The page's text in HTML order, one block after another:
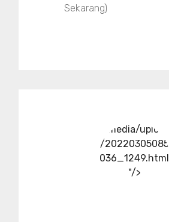
Sekarang)
../media/upload
/20220305085
036_1249.html
"/>